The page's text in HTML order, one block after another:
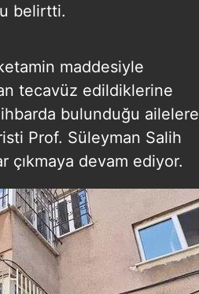
belirtti.
maddesiyle
tecavüz edildiklerine
bulunduğu ailelere
Prof. Süleyman Salih
çıkmaya devam ediyor.